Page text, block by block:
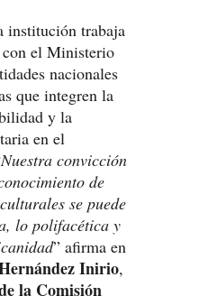
institución trabaja
con el Ministerio
nacionales
que integren la
y la
en el
Nuestra convicción
de
se puede
lo polifacética y
” afirma en
Inirio,
la Comisión